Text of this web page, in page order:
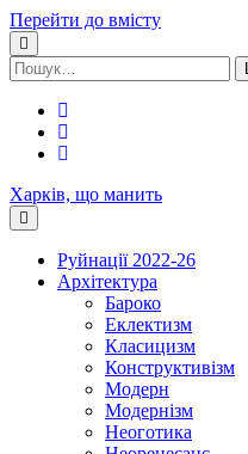
Перейти до вмісту
Шукати:
Харків, що манить
Руйнації 2022-26
Архітектура
Бароко
Еклектизм
Класицизм
Конструктивізм
Модерн
Модернізм
Неоготика